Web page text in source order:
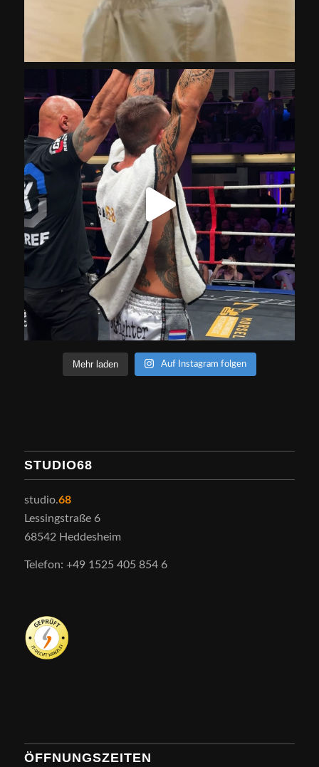
Mehr laden Auf Instagram folgen
STUDIO68
studio.68
Lessingstraße 6
68542 Heddesheim
Telefon: +49 1525 405 854 6
ÖFFNUNGSZEITEN